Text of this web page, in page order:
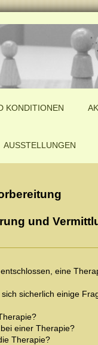
KONDITIONEN
AUSSTELLUNGEN
und
eine
sicherlich einige
einer Therapie?
Therapie?